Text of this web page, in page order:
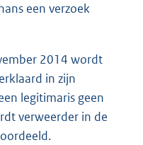
een verzoek
2014 wordt
in zijn
legitimaris geen
verweerder in de